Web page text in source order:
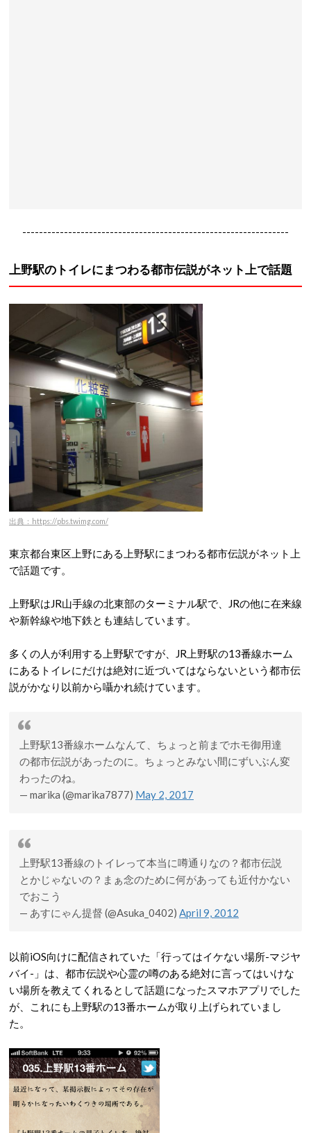
----------------------------------------------------------------
上野駅のトイレにまつわる都市伝説がネット上で話題
出典：https://pbs.twimg.com/
東京都台東区上野にある上野駅にまつわる都市伝説がネット上
で話題です。
上野駅はJR山手線の北東部のターミナル駅で、JRの他に在来線
や新幹線や地下鉄とも連結しています。
多くの人が利用する上野駅ですが、JR上野駅の13番線ホーム
にあるトイレにだけは絶対に近づいてはならないという都市伝
説がかなり以前から囁かれ続けています。
上野駅13番線ホームなんて、ちょっと前までホモ御用達
の都市伝説があったのに。ちょっとみない間にずいぶん変
わったのね。
— marika (@marika7877) May 2, 2017
上野駅13番線のトイレって本当に噂通りなの？都市伝説
とかじゃないの？まぁ念のために何があっても近付かない
でおこう
— あすにゃん提督 (@Asuka_0402) April 9, 2012
以前iOS向けに配信されていた「行ってはイケない場所-マジヤ
バイ-」は、都市伝説や心霊の噂のある絶対に言ってはいけな
い場所を教えてくれるとして話題になったスマホアプリでした
が、これにも上野駅の13番ホームが取り上げられていまし
た。